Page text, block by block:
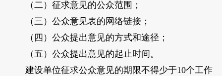
（二）征求意见的公众范围；
（三）公众意见表的网络链接；
（四）公众提出意见的方式和途径；
（五）公众提出意见的起止时间。
建设单位征求公众意见的期限不得少于10个工作